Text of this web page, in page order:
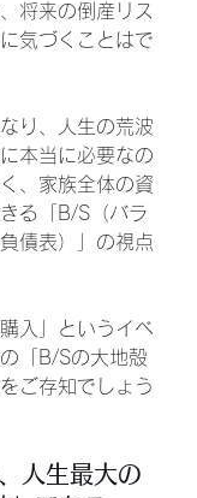
将来の倒産リス
気づくことはで
り、人生の荒波
本当に必要なの
、家族全体の資
る「B/S（バラ
債表）」の視点
入」というイベ
「B/Sの大地殻
ご存知でしょう
人生最大の